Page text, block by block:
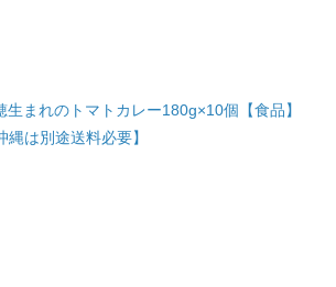
まれのトマトカレー180g×10個【食品】
縄は別途送料必要】